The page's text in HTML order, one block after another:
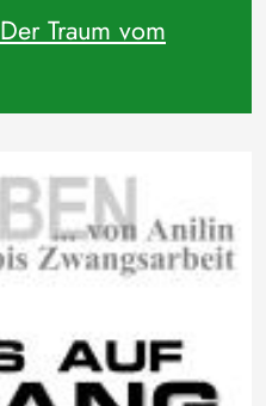
Traum vom